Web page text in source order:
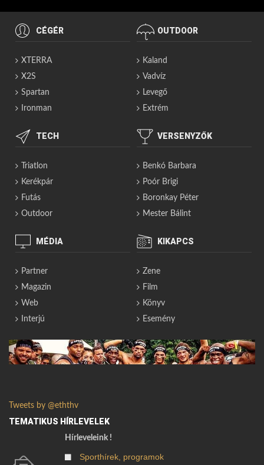
CÉGÉR
XTERRA
X2S
Spartan
Ironman
OUTDOOR
Kaland
Vadvíz
Levegő
Extrém
TECH
Triatlon
Kerékpár
Futás
Outdoor
VERSENYZŐK
Benkó Barbara
Poór Brigi
Boronkay Péter
Mester Bálint
MÉDIA
Partner
Magazin
Web
Interjú
KIKAPCS
Zene
Film
Könyv
Esemény
Tweets by @eththv
TEMATIKUS HÍRLEVELEK
Hírleveleink !
Sporthírek, programok